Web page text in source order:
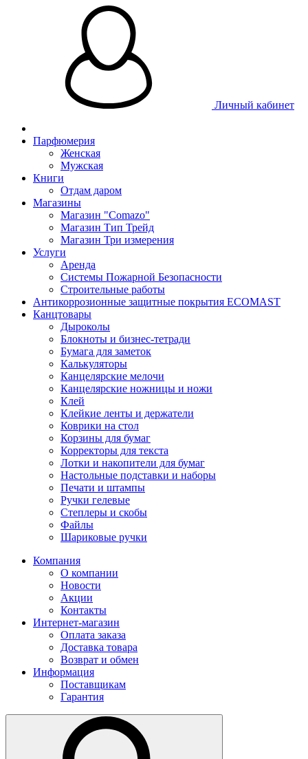
Личный кабинет
Парфюмерия
Женская
Мужская
Книги
Отдам даром
Магазины
Магазин "Comazo"
Магазин Тип Трейд
Магазин Три измерения
Услуги
Аренда
Системы Пожарной Безопасности
Строительные работы
Антикоррозионные защитные покрытия ECOMAST
Канцтовары
Дыроколы
Блокноты и бизнес-тетради
Бумага для заметок
Калькуляторы
Канцелярские мелочи
Канцелярские ножницы и ножи
Клей
Клейкие ленты и держатели
Коврики на стол
Корзины для бумаг
Корректоры для текста
Лотки и накопители для бумаг
Настольные подставки и наборы
Печати и штампы
Ручки гелевые
Степлеры и скобы
Файлы
Шариковые ручки
Компания
О компании
Новости
Акции
Контакты
Интернет-магазин
Оплата заказа
Доставка товара
Возврат и обмен
Информация
Поставщикам
Гарантия